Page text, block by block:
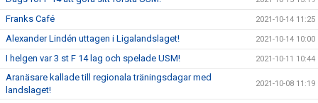
Franks Café 2021-10-14 11:25
Alexander Lindén uttagen i Ligalandslaget! 2021-10-14 10:00
I helgen var 3 st F 14 lag och spelade USM! 2021-10-11 10:44
Aranäsare kallade till regionala träningsdagar med
landslaget!
2021-10-08 11:19